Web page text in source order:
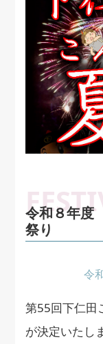
令和８年度
祭り
令
第55回下仁田
が決定いたし